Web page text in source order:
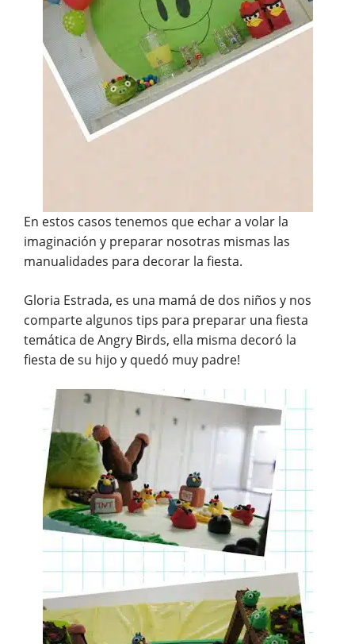
En estos casos tenemos que echar a volar la
imaginación y preparar nosotras mismas las
manualidades para decorar la fiesta.
Gloria Estrada, es una mamá de dos niños y nos
comparte algunos tips para preparar una fiesta
temática de Angry Birds, ella misma decoró la
fiesta de su hijo y quedó muy padre!